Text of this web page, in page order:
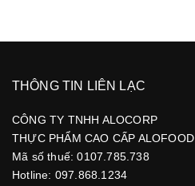
THÔNG TIN LIÊN LẠC
CÔNG TY TNHH ALOCORP
THỰC PHẨM CAO CẤP ALOFOOD
Mã số thuế: 0107.785.738
Hotline: 097.868.1234